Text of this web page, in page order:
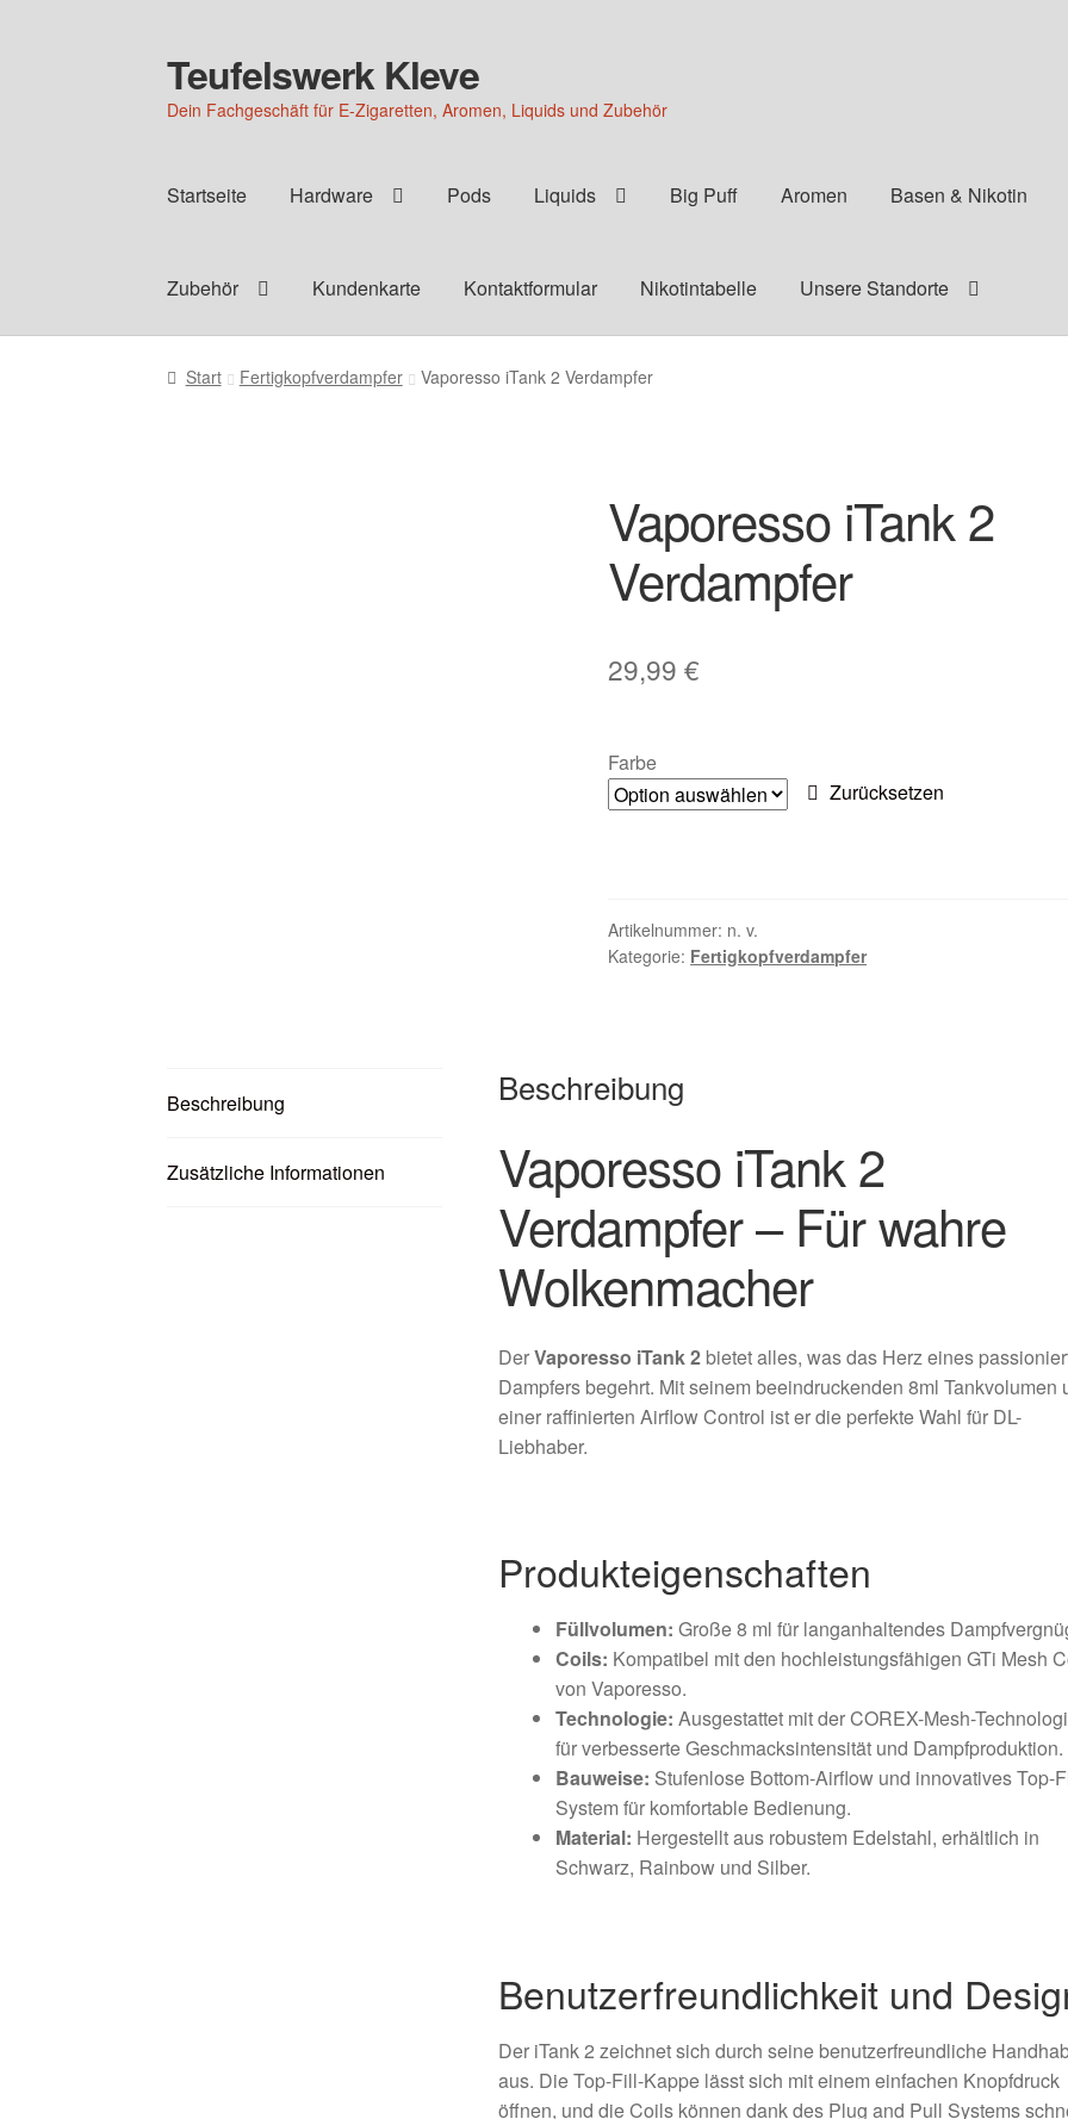
Zur
Navigation
springen
Zum
Inhalt
springen
Teufelswerk Kleve
Dein Fachgeschäft für E-Zigaretten, Aromen, Liquids und Zubehör
Startseite Hardware Pods Liquids Big Puff Aromen Basen & Nikotin
Zubehör Kundenkarte Kontaktformular Nikotintabelle Unsere Standorte
Start Fertigkopfverdampfer Vaporesso iTank 2 Verdampfer
Vaporesso iTank 2
Verdampfer
29,99€
Farbe
Zurücksetzen
Artikelnummer: n. v.
Kategorie: Fertigkopfverdampfer
Beschreibung
Zusätzliche Informationen
Beschreibung
Vaporesso iTank 2
Verdampfer – Für wahre
Wolkenmacher
DerVaporesso iTank 2bietet alles, was das Herz eines
Dampfers begehrt. Mit seinem beeindruckenden 8ml Tankvolumen
einer raffinierten Airflow Control ist er die perfekte Wahl für DL-
Liebhaber.
Produkteigenschaften
Füllvolumen: Große 8 ml für langanhaltendes
Coils: Kompatibel mit den hochleistungsfähigen GTi Mesh
von Vaporesso.
Technologie: Ausgestattet mit der COREX-Mesh-
für verbesserte Geschmacksintensität und Dampfproduktion.
Bauweise: Stufenlose Bottom-Airflow und innovatives Top-
System für komfortable Bedienung.
Material: Hergestellt aus robustem Edelstahl, erhältlich in
Schwarz, Rainbow und Silber.
Benutzerfreundlichkeit und
Der iTank 2 zeichnet sich durch seine benutzerfreundliche
aus. Die Top-Fill-Kappe lässt sich mit einem einfachen Knopfdruck
öffnen, und die Coils können dank des Plug and Pull Systems